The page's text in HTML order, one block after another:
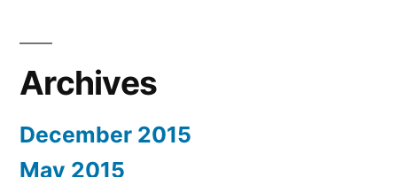
Archives
December 2015
May 2015